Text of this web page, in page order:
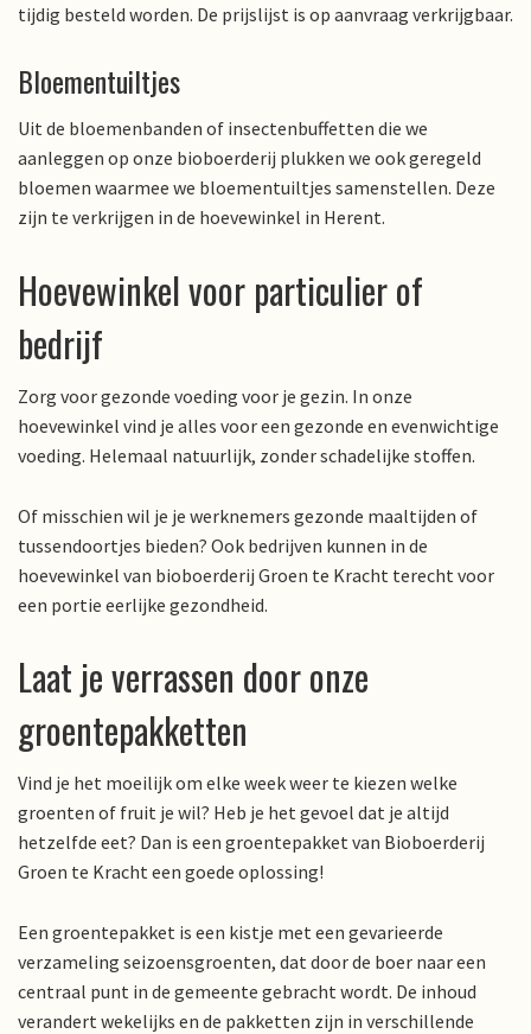
tijdig besteld worden. De prijslijst is op aanvraag verkrijgbaar.
Bloementuiltjes
Uit de bloemenbanden of insectenbuffetten die we
aanleggen op onze bioboerderij plukken we ook geregeld
bloemen waarmee we bloementuiltjes samenstellen. Deze
zijn te verkrijgen in de hoevewinkel in Herent.
Hoevewinkel voor particulier of
bedrijf
Zorg voor gezonde voeding voor je gezin. In onze
hoevewinkel vind je alles voor een gezonde en evenwichtige
voeding. Helemaal natuurlijk, zonder schadelijke stoffen.
Of misschien wil je je werknemers gezonde maaltijden of
tussendoortjes bieden? Ook bedrijven kunnen in de
hoevewinkel van bioboerderij Groen te Kracht terecht voor
een portie eerlijke gezondheid.
Laat je verrassen door onze
groentepakketten
Vind je het moeilijk om elke week weer te kiezen welke
groenten of fruit je wil? Heb je het gevoel dat je altijd
hetzelfde eet? Dan is een groentepakket van Bioboerderij
Groen te Kracht een goede oplossing!
Een groentepakket is een kistje met een gevarieerde
verzameling seizoensgroenten, dat door de boer naar een
centraal punt in de gemeente gebracht wordt. De inhoud
verandert wekelijks en de pakketten zijn in verschillende